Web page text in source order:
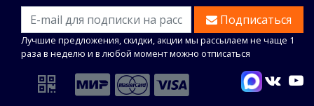
Подписаться
Лучшие предложения, скидки, акции мы рассылаем не чаще 1
раза в неделю и в любой момент можно отписаться